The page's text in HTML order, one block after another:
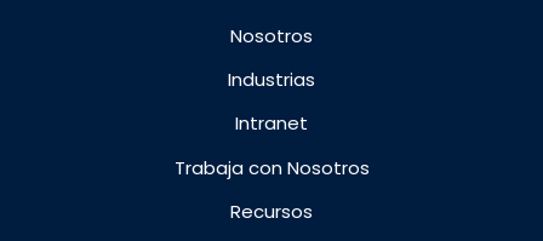
Nosotros
Industrias
Intranet
Trabaja con Nosotros
Recursos